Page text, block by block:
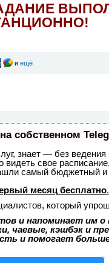
и ещё
собственном
знает — без ведения
видеть свое
самый бюджетный
месяц бесплатно.
который
и напоминает им о
чаевые, кэшбэк и
и помогает